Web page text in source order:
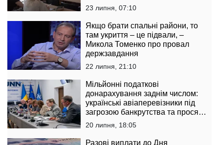
23 липня, 07:10
Якщо брати спальні райони, то
там укриття – це підвали, –
Микола Томенко про провал
держзавдання
22 липня, 21:10
Мільйонні податкові
донарахування заднім числом:
українські авіаперевізники під
загрозою банкрутства та просят
державу втрутитися
20 липня, 18:05
Разові виплати до Дня